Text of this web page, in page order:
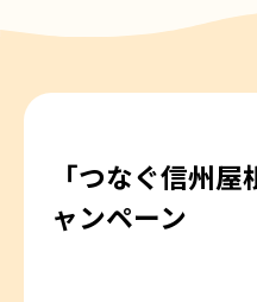
「つなぐ信州
ャンペーン